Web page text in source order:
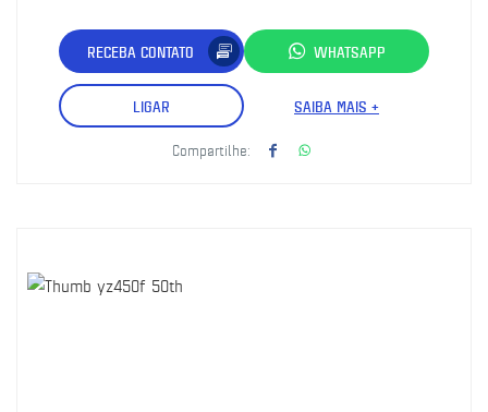
RECEBA CONTATO WHATSAPP
LIGAR SAIBA MAIS +
Compartilhe: